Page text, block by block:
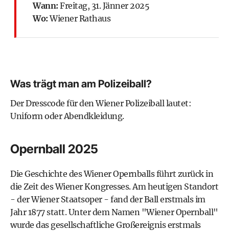
Wann: Freitag, 31. Jänner 2025
Wo: Wiener Rathaus
Was trägt man am Polizeiball?
Der Dresscode für den Wiener Polizeiball lautet:
Uniform oder Abendkleidung.
Opernball 2025
Die Geschichte desWiener Opernballsführt zurück in
die Zeit des Wiener Kongresses. Am heutigen Standort
- derWiener Staatsoper- fand der Ball erstmals im
Jahr 1877 statt. Unter dem Namen "Wiener Opernball"
wurde das gesellschaftliche Großereignis erstmals